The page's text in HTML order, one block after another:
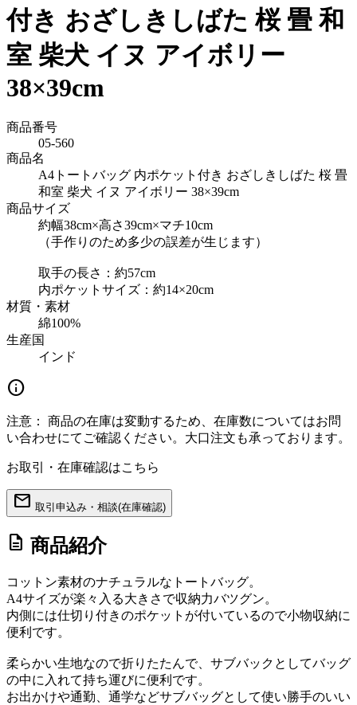
付き おざしきしばた 桜 畳 和
室 柴犬 イヌ アイボリー
38×39cm
商品番号
05-560
商品名
A4トートバッグ 内ポケット付き おざしきしばた 桜 畳
和室 柴犬 イヌ アイボリー 38×39cm
商品サイズ
約幅38cm×高さ39cm×マチ10cm
（手作りのため多少の誤差が生じます）
取手の長さ：約57cm
内ポケットサイズ：約14×20cm
材質・素材
綿100%
生産国
インド
info
注意：
商品の在庫は変動するため、在庫数についてはお問
い合わせにてご確認ください。大口注文も承っております。
お取引・在庫確認はこちら
mail 取引申込み・相談(在庫確認)
description 商品紹介
コットン素材のナチュラルなトートバッグ。
A4サイズが楽々入る大きさで収納力バツグン。
内側には仕切り付きのポケットが付いているので小物収納に
便利です。
柔らかい生地なので折りたたんで、サブバックとしてバッグ
の中に入れて持ち運びに便利です。
お出かけや通勤、通学などサブバッグとして使い勝手のいい